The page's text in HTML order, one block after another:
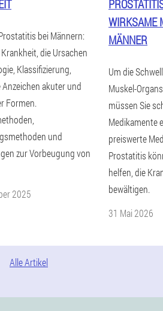
bei Männern:
die Ursachen
Klassifizierung,
akuter und
Formen.
und
zur Vorbeugung von
2025
WIRKSAME
MÄNNER
Um die
Muskel-
müssen Sie
Medikamente
preiswerte
Prostatitis
helfen, die
bewältigen.
31 Mai 2026
Alle Artikel